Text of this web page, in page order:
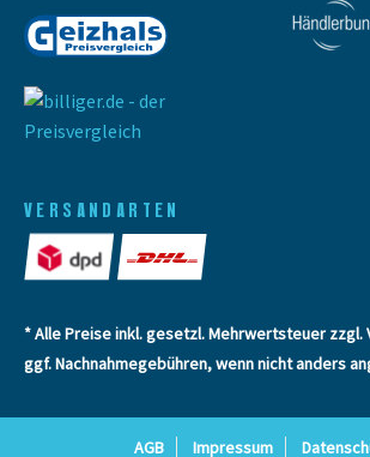
VERSANDARTEN
* Alle Preise inkl. gesetzl. Mehrwertsteuer zzgl.
ggf. Nachnahmegebühren, wenn nicht anders
AGB Impressum